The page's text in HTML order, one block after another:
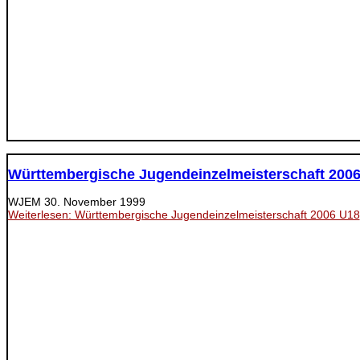
Württembergische Jugendeinzelmeisterschaft
WJEM 30. November 1999
Weiterlesen: Württembergische Jugendeinzelmeisterschaft 2006 U18